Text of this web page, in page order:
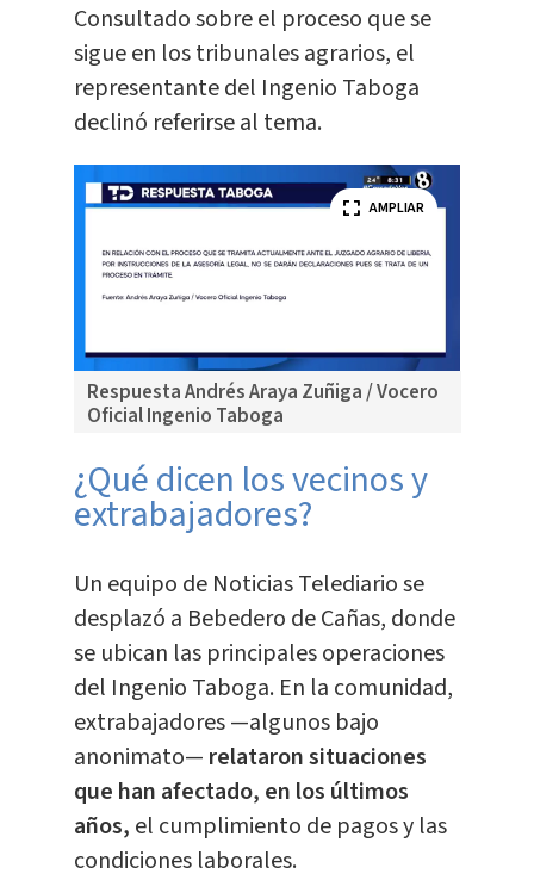
Consultado sobre el proceso que se
sigue en los tribunales agrarios, el
representante del Ingenio Taboga
declinó referirse al tema.
Respuesta Andrés Araya Zuñiga / Vocero
Oficial Ingenio Taboga
AMPLIAR
¿Qué dicen los vecinos y
extrabajadores?
Un equipo de Noticias Telediario se
desplazó a Bebedero de Cañas, donde
se ubican las principales operaciones
del Ingenio Taboga. En la comunidad,
extrabajadores —algunos bajo
anonimato— relataron situaciones
que han afectado, en los últimos
años, el cumplimiento de pagos y las
condiciones laborales.